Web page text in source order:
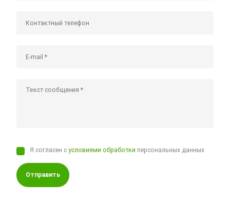
Я согласен сусловиями обработки персональных данных
Отправить